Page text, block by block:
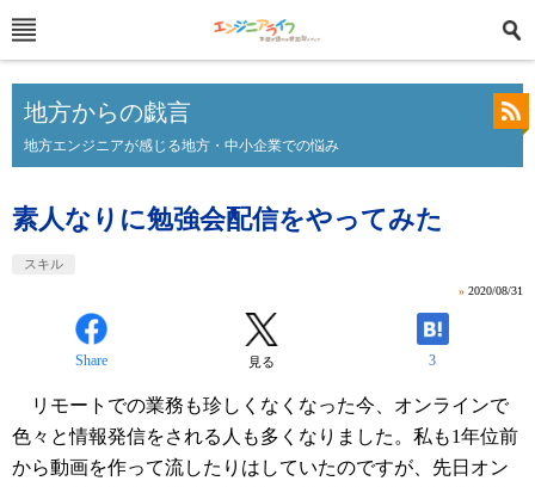
地方からの戯言
地方エンジニアが感じる地方・中小企業での悩み
素人なりに勉強会配信をやってみた
スキル
» 2020/08/31
Share 見る 3
リモートでの業務も珍しくなくなった今、オンラインで
色々と情報発信をされる人も多くなりました。私も1年位前
から動画を作って流したりはしていたのですが、先日オン